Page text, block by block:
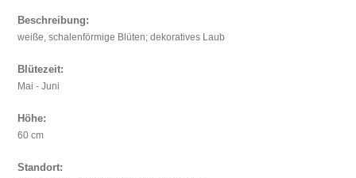
Beschreibung:
weiße, schalenförmige Blüten; dekoratives Laub
Blütezeit:
Mai - Juni
Höhe:
60 cm
Standort: